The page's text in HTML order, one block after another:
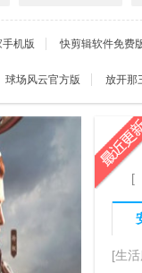
版
手机版 快剪辑软件免费
球场风云官方版 放开那
[
[生